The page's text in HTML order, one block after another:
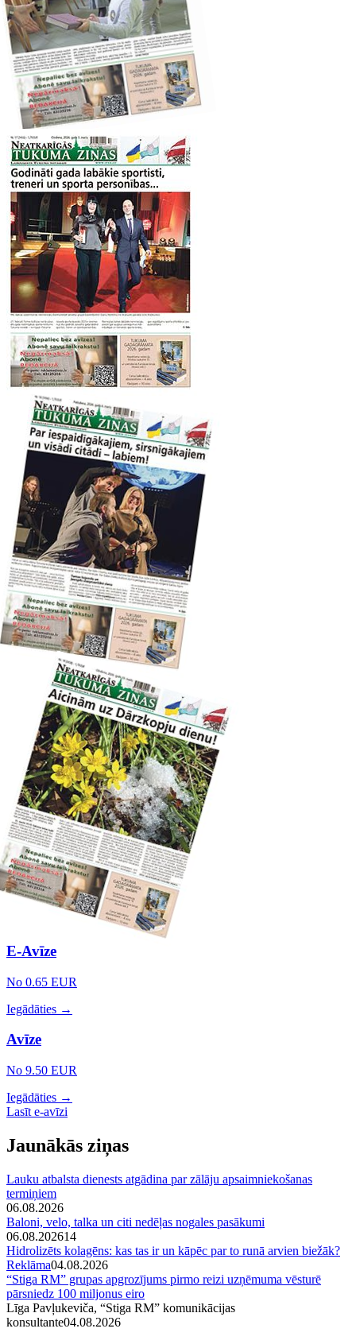
E-Avīze
No 0.65 EUR
Iegādāties →
Avīze
No 9.50 EUR
Iegādāties →
Lasīt e-avīzi
Jaunākās ziņas
Lauku atbalsta dienests atgādina par zālāju apsaimniekošanas
termiņiem
06.08.2026
Baloni, velo, talka un citi nedēļas nogales pasākumi
06.08.202614
Hidrolizēts kolagēns: kas tas ir un kāpēc par to runā arvien biežāk?
Reklāma04.08.2026
“Stiga RM” grupas apgrozījums pirmo reizi uzņēmuma vēsturē
pārsniedz 100 miljonus eiro
Līga Pavļukeviča, “Stiga RM” komunikācijas
konsultante04.08.2026